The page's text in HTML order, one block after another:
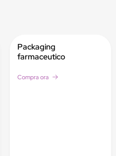
Packaging
farmaceutico
Compra ora